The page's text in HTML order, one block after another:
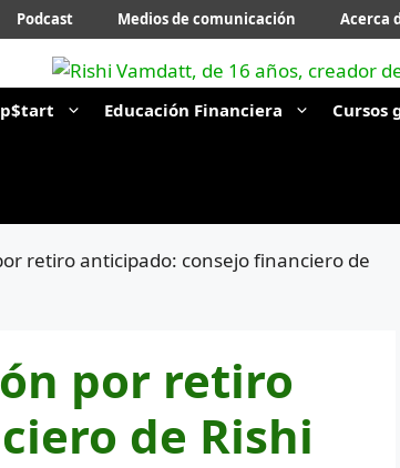
Podcast Medios de comunicación Acerca
Educación Financiera Cursos
retiro anticipado: consejo financiero de
por retiro
de Rishi